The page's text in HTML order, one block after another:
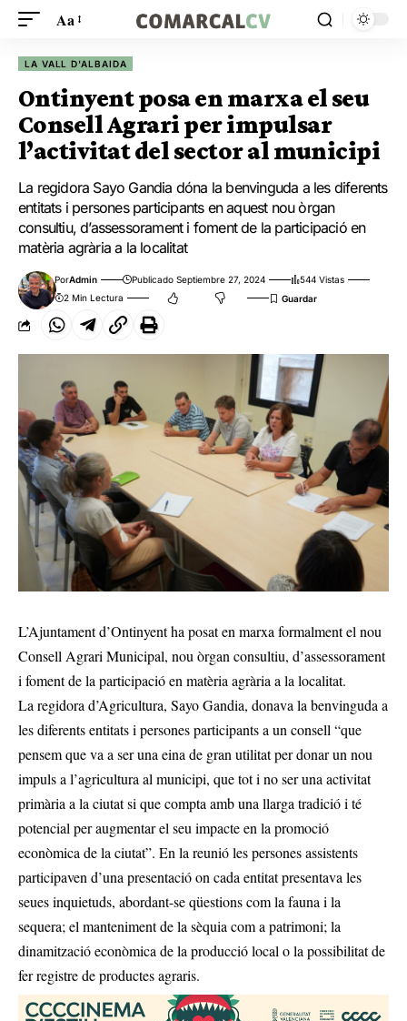
Aa
LA VALL D'ALBAIDA
Ontinyent posa en marxa el seu
Consell Agrari per impulsar
l’activitat del sector al municipi
La regidora Sayo Gandia dóna la benvinguda a les diferents
entitats i persones participants en aquest nou òrgan
consultiu, d’assessorament i foment de la participació en
matèria agrària a la localitat
PorAdmin Publicado Septiembre 27, 2024
544 Vistas
2 Min Lectura
L’Ajuntament d’Ontinyent ha posat en marxa formalment el nou
Consell Agrari Municipal, nou òrgan consultiu, d’assessorament
i foment de la participació en matèria agrària a la localitat.
La regidora d’Agricultura, Sayo Gandia, donava la benvinguda a
les diferents entitats i persones participants a un consell “que
pensem que va a ser una eina de gran utilitat per donar un nou
impuls a l’agricultura al municipi, que tot i no ser una activitat
primària a la ciutat si que compta amb una llarga tradició i té
potencial per augmentar el seu impacte en la promoció
econòmica de la ciutat”. En la reunió les persones assistents
participaven d’una presentació on cada entitat presentava les
seues inquietuds, abordant-se qüestions com la fauna i la
sequera; el manteniment de la sèquia com a patrimoni; la
dinamització econòmica de la producció local o la possibilitat de
fer registre de productes agraris.